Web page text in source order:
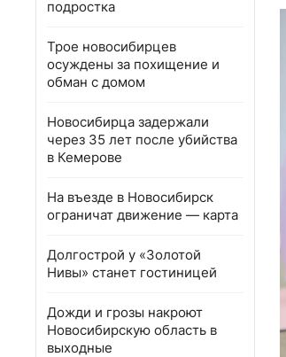
подростка
Трое новосибирцев
осуждены за похищение и
обман с домом
Новосибирца задержали
через 35 лет после убийства
в Кемерове
На въезде в Новосибирск
ограничат движение — карта
Долгострой у «Золотой
Нивы» станет гостиницей
Дожди и грозы накроют
Новосибирскую область в
выходные